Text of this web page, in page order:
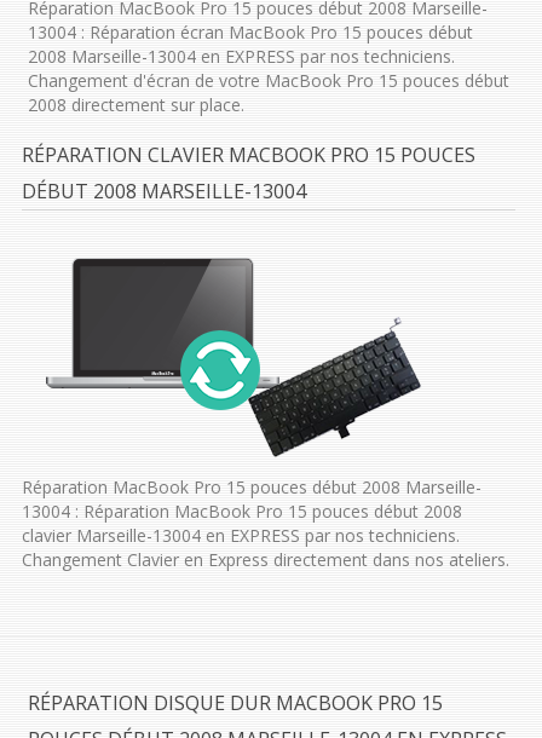
Réparation MacBook Pro 15 pouces début 2008 Marseille-
13004 : Réparation écran MacBook Pro 15 pouces début
2008 Marseille-13004 en EXPRESS par nos techniciens.
Changement d'écran de votre MacBook Pro 15 pouces début
2008 directement sur place.
RÉPARATION CLAVIER MACBOOK PRO 15 POUCES
DÉBUT 2008 MARSEILLE-13004
Réparation MacBook Pro 15 pouces début 2008 Marseille-
13004 : Réparation MacBook Pro 15 pouces début 2008
clavier Marseille-13004 en EXPRESS par nos techniciens.
Changement Clavier en Express directement dans nos ateliers.
RÉPARATION DISQUE DUR MACBOOK PRO 15